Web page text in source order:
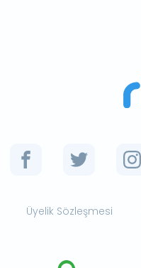
Üyelik Sözleşmesi